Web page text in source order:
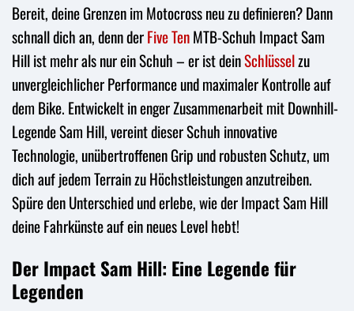
Bereit, deine Grenzen im Motocross neu zu definieren? Dann
schnall dich an, denn derFive TenMTB-Schuh Impact Sam
Hill ist mehr als nur ein Schuh – er ist deinSchlüsselzu
unvergleichlicher Performance und maximaler Kontrolle auf
dem Bike. Entwickelt in enger Zusammenarbeit mit Downhill-
Legende Sam Hill, vereint dieser Schuh innovative
Technologie, unübertroffenen Grip und robusten Schutz, um
dich auf jedem Terrain zu Höchstleistungen anzutreiben.
Spüre den Unterschied und erlebe, wie der Impact Sam Hill
deine Fahrkünste auf ein neues Level hebt!
Der Impact Sam Hill: Eine Legende für
Legenden